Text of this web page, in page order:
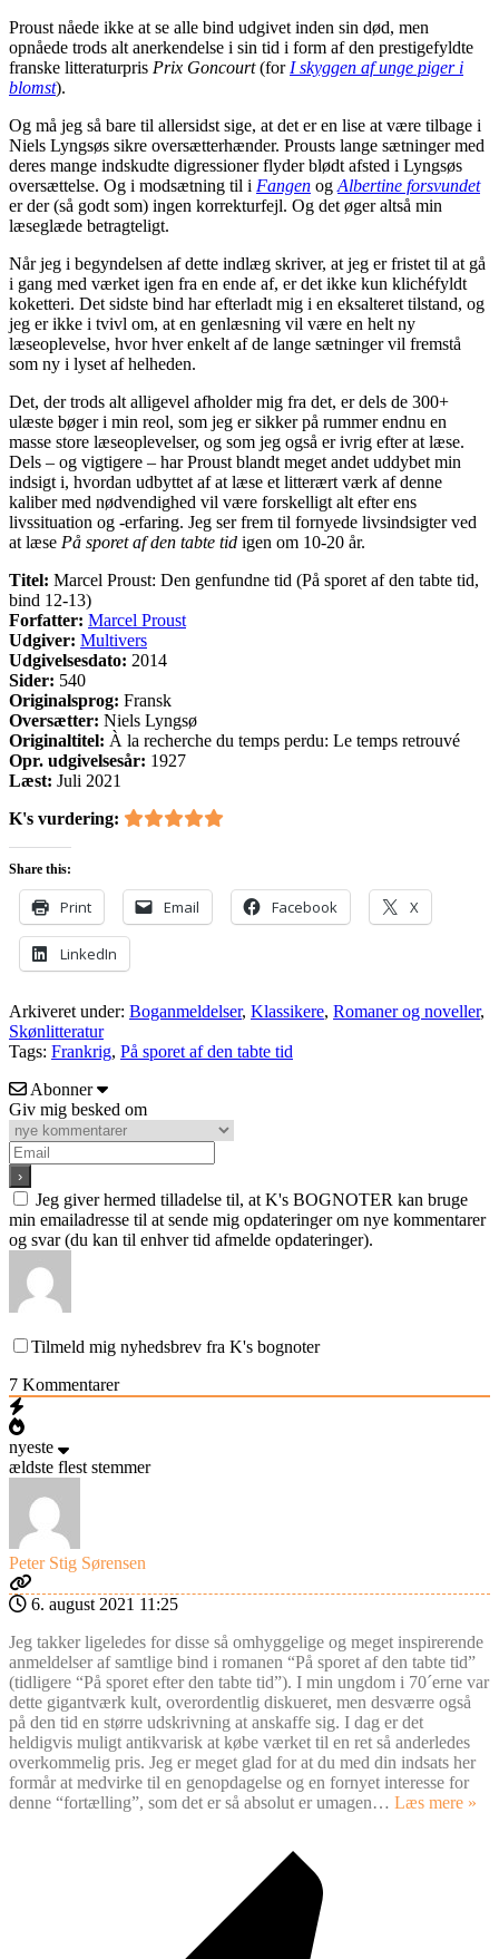
Proust nåede ikke at se alle bind udgivet inden sin død, men
opnåede trods alt anerkendelse i sin tid i form af den prestigefyldte
franske litteraturpris Prix Goncourt(for I skyggen af unge piger i
blomst).
Og må jeg så bare til allersidst sige, at det er en lise at være tilbage i
Niels Lyngsøs sikre oversætterhænder. Prousts lange sætninger med
deres mange indskudte digressioner flyder blødt afsted i Lyngsøs
oversættelse. Og i modsætning til i Fangen og Albertine forsvundet
er der (så godt som) ingen korrekturfejl. Og det øger altså min
læseglæde betragteligt.
Når jeg i begyndelsen af dette indlæg skriver, at jeg er fristet til at gå
i gang med værket igen fra en ende af, er det ikke kun klichéfyldt
koketteri. Det sidste bind har efterladt mig i en eksalteret tilstand, og
jeg er ikke i tvivl om, at en genlæsning vil være en helt ny
læseoplevelse, hvor hver enkelt af de lange sætninger vil fremstå
som ny i lyset af helheden.
Det, der trods alt alligevel afholder mig fra det, er dels de 300+
ulæste bøger i min reol, som jeg er sikker på rummer endnu en
masse store læseoplevelser, og som jeg også er ivrig efter at læse.
Dels – og vigtigere – har Proust blandt meget andet uddybet min
indsigt i, hvordan udbyttet af at læse et litterært værk af denne
kaliber med nødvendighed vil være forskelligt alt efter ens
livssituation og -erfaring. Jeg ser frem til fornyede livsindsigter ved
at læse På sporet af den tabte tid igen om 10-20 år.
Titel: Marcel Proust: Den genfundne tid (På sporet af den tabte tid,
bind 12-13)
Forfatter: Marcel Proust
Udgiver: Multivers
Udgivelsesdato: 2014
Sider: 540
Originalsprog: Fransk
Oversætter: Niels Lyngsø
Originaltitel: À la recherche du temps perdu: Le temps retrouvé
Opr. udgivelsesår: 1927
Læst: Juli 2021
K's vurdering:
Share this:
Print Email Facebook X
LinkedIn
Arkiveret under: Boganmeldelser, Klassikere, Romaner og noveller,
Skønlitteratur
Tags: Frankrig, På sporet af den tabte tid
Abonner
Giv mig besked om
Jeg giver hermed tilladelse til, at K's BOGNOTER kan bruge
min emailadresse til at sende mig opdateringer om nye kommentarer
og svar (du kan til enhver tid afmelde opdateringer).
Tilmeld mig nyhedsbrev fra K's bognoter
7 Kommentarer
nyeste
ældste flest stemmer
Peter Stig Sørensen
6. august 2021 11:25
Jeg takker ligeledes for disse så omhyggelige og meget inspirerende
anmeldelser af samtlige bind i romanen “På sporet af den tabte tid”
(tidligere “På sporet efter den tabte tid”). I min ungdom i 70´erne var
dette gigantværk kult, overordentlig diskueret, men desværre også
på den tid en større udskrivning at anskaffe sig. I dag er det
heldigvis muligt antikvarisk at købe værket til en ret så anderledes
overkommelig pris. Jeg er meget glad for at du med din indsats her
formår at medvirke til en genopdagelse og en fornyet interesse for
denne “fortælling”, som det er så absolut er umagen… Læs mere »